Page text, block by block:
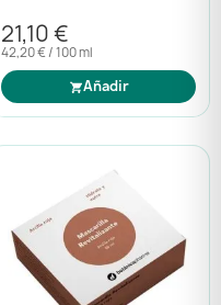
21,10 €
42,20 € / 100 ml
Añadir